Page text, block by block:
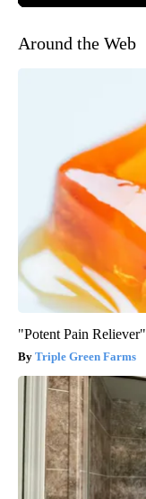
Around the Web
"Potent Pain
Triple Green Farms